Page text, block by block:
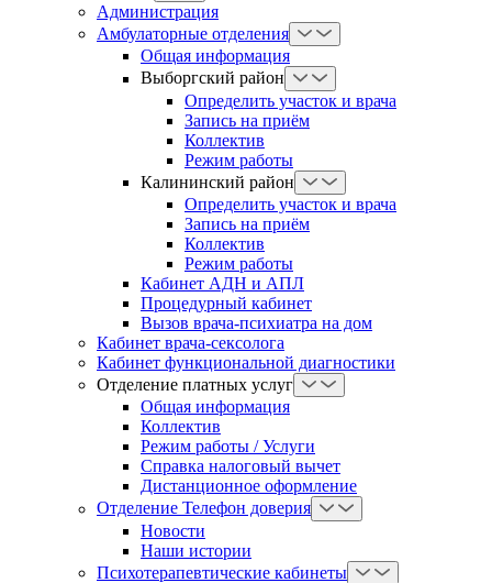
Администрация
Амбулаторные отделения
Общая информация
Выборгский район
Определить участок и врача
Запись на приём
Коллектив
Режим работы
Калининский район
Определить участок и врача
Запись на приём
Коллектив
Режим работы
Кабинет АДН и АПЛ
Процедурный кабинет
Вызов врача-психиатра на дом
Кабинет врача-сексолога
Кабинет функциональной диагностики
Отделение платных услуг
Общая информация
Коллектив
Режим работы / Услуги
Справка налоговый вычет
Дистанционное оформление
Отделение Телефон доверия
Новости
Наши истории
Психотерапевтические кабинеты